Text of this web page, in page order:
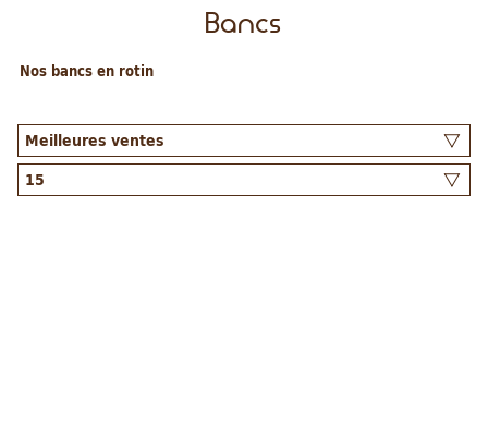
Bancs
Nos bancs en rotin